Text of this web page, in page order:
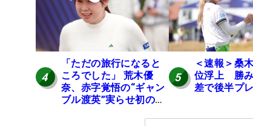
4
「ただの旅行になると
ころでした」 荒木優
奈、赤字覚悟の“ギャン
ブル渡英”実らせ初の全
5
＜速報＞桑
位浮上 勝
差で後半プ